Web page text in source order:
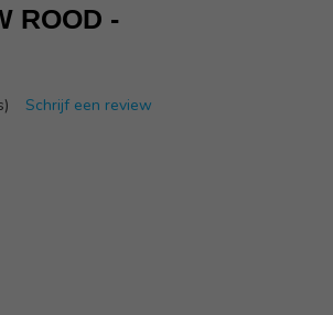
ROOD -
Schrijf een review